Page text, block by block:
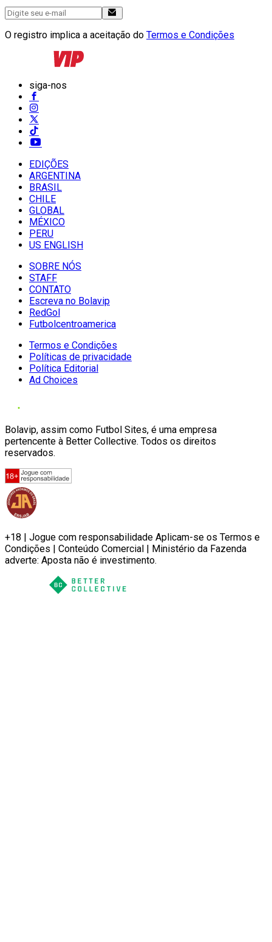
O registro implica a aceitação do Termos e Condições
siga-nos
EDIÇÕES
ARGENTINA
BRASIL
CHILE
GLOBAL
MÉXICO
PERU
US ENGLISH
SOBRE NÓS
STAFF
CONTATO
Escreva no Bolavip
RedGol
Futbolcentroamerica
Termos e Condições
Políticas de privacidade
Política Editorial
Ad Choices
Bolavip, assim como Futbol Sites, é uma empresa
pertencente à Better Collective. Todos os direitos
reservados.
+18 | Jogue com responsabilidade Aplicam-se os Termos e
Condições | Conteúdo Comercial | Ministério da Fazenda
adverte: Aposta não é investimento.